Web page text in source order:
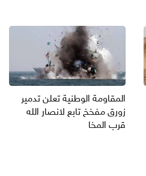
المقاومة الوطنية تعلن تدمير
زورق مفخخ تابع لانصار الله
قرب المخا